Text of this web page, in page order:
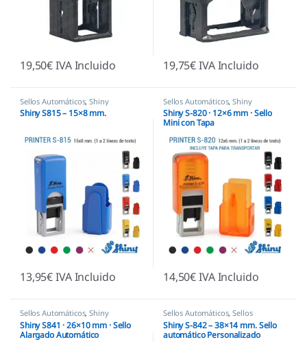
19,50€IVA Incluido 19,75€IVA Incluido
Sellos Automáticos,Shiny
Shiny S815 – 15×8 mm.
13,95€IVA Incluido
Sellos Automáticos,Shiny
Shiny S-820 · 12×6 mm · Sello
Mini con Tapa
14,50€IVA Incluido
Sellos Automáticos,Shiny
Shiny S841 · 26×10 mm · Sello
Alargado Automático
Sellos Automáticos,Sellos
empresas,Shiny
Shiny S-842 – 38×14 mm. Sello
automático Personalizado